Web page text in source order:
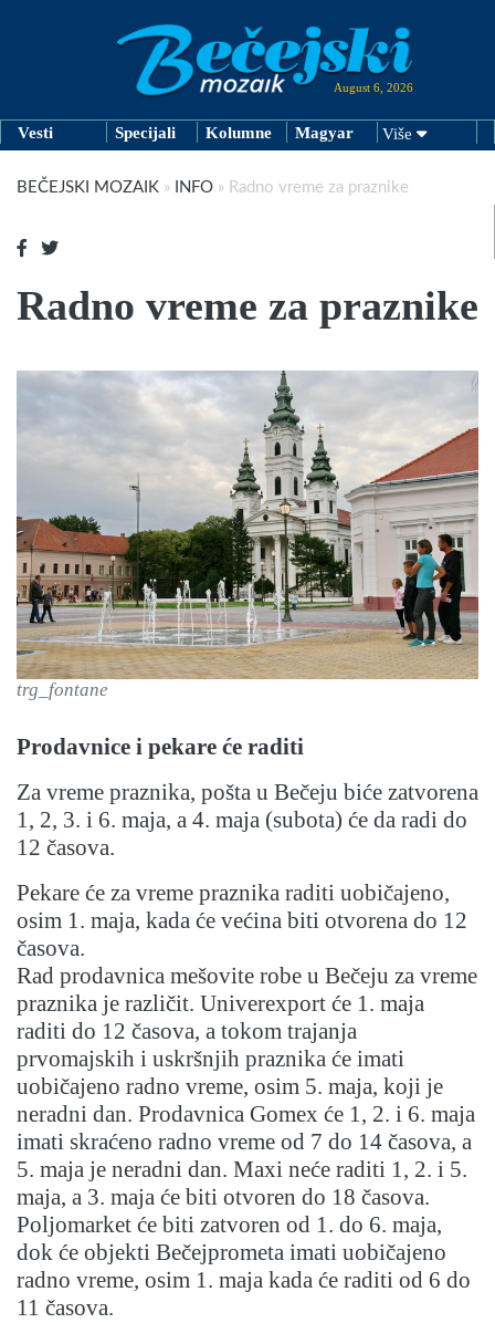
August 6, 2026
Vesti Specijali Kolumne Magyar Više
BEČEJSKI MOZAIK » INFO » Radno vreme za praznike
Radno vreme za praznike
trg_fontane
Prodavnice i pekare će raditi
Za vreme praznika, pošta u Bečeju biće zatvorena
1, 2, 3. i 6. maja, a 4. maja (subota) će da radi do
12 časova.
Pekare će za vreme praznika raditi uobičajeno,
osim 1. maja, kada će većina biti otvorena do 12
časova.
Rad prodavnica mešovite robe u Bečeju za vreme
praznika je različit. Univerexport će 1. maja
raditi do 12 časova, a tokom trajanja
prvomajskih i uskršnjih praznika će imati
uobičajeno radno vreme, osim 5. maja, koji je
neradni dan. Prodavnica Gomex će 1, 2. i 6. maja
imati skraćeno radno vreme od 7 do 14 časova, a
5. maja je neradni dan. Maxi neće raditi 1, 2. i 5.
maja, a 3. maja će biti otvoren do 18 časova.
Poljomarket će biti zatvoren od 1. do 6. maja,
dok će objekti Bečejprometa imati uobičajeno
radno vreme, osim 1. maja kada će raditi od 6 do
11 časova.